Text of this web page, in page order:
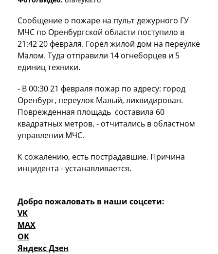
Сообщение о пожаре на пульт дежурного ГУ
МЧС по Оренбургской области поступило в
21:42 20 февраля. Горел жилой дом на переулке
Малом. Туда отправили 14 огнеборцев и 5
единиц техники.
- В 00:30 21 февраля пожар по адресу: город
Оренбург, переулок Малый, ликвидирован.
Поврежденная площадь составила 60
квадратных метров, - отчитались в областном
управлении МЧС.
К сожалению, есть пострадавшие. Причина
инцидента - устанавливается.
Добро пожаловать в наши соцсети:
VK
MAX
OK
Яндекс Дзен